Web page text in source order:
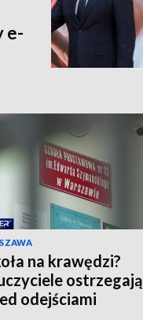
e-
na krawędzi?
ostrzegają
odejściami